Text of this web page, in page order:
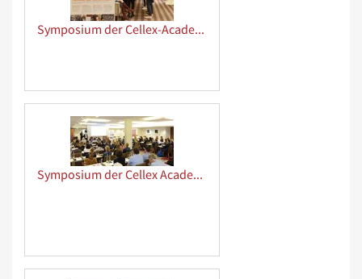
Symposium der Cellex-Academy
Symposium der Cellex Academy